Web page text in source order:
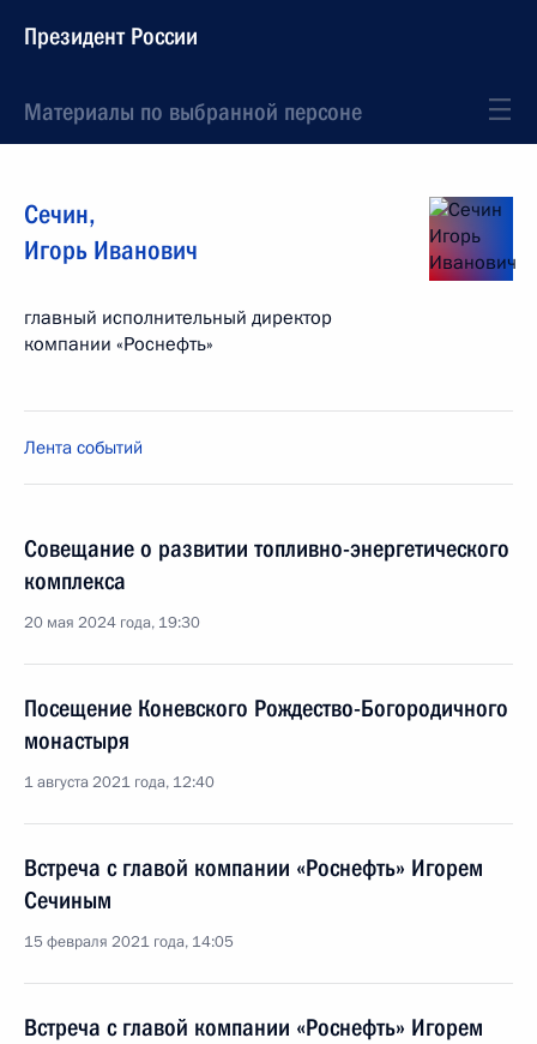
Президент России
Материалы по выбранной персоне
Сечин,
Игорь Иванович
главный исполнительный директор
компании «Роснефть»
Лента событий
Совещание о развитии топливно-энергетического
комплекса
20 мая 2024 года, 19:30
Посещение Коневского Рождество-Богородичного
монастыря
1 августа 2021 года, 12:40
Встреча с главой компании «Роснефть» Игорем
Сечиным
15 февраля 2021 года, 14:05
Встреча с главой компании «Роснефть» Игорем